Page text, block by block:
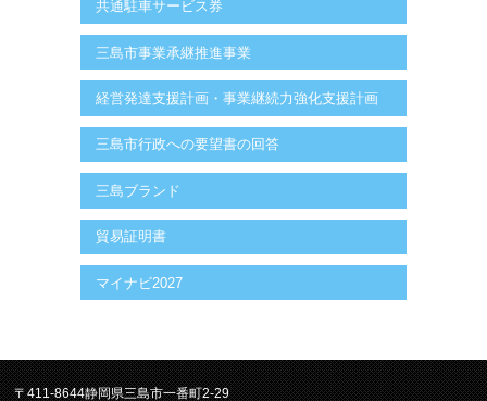
共通駐車サービス券
三島市事業承継推進事業
経営発達支援計画・事業継続力強化支援計画
三島市行政への要望書の回答
三島ブランド
貿易証明書
マイナビ2027
〒411-8644静岡県三島市一番町2-29